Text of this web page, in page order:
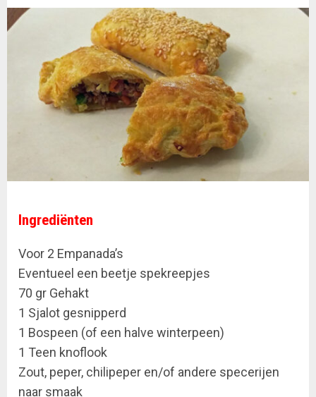
Ingrediënten
Voor 2 Empanada’s
Eventueel een beetje spekreepjes
70 gr Gehakt
1 Sjalot gesnipperd
1 Bospeen (of een halve winterpeen)
1 Teen knoflook
Zout, peper, chilipeper en/of andere specerijen
naar smaak